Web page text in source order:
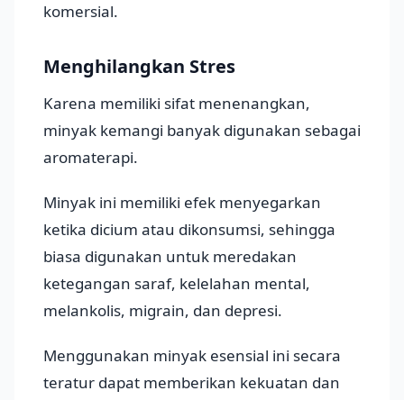
komersial.
Menghilangkan Stres
Karena memiliki sifat menenangkan,
minyak kemangi banyak digunakan sebagai
aromaterapi.
Minyak ini memiliki efek menyegarkan
ketika dicium atau dikonsumsi, sehingga
biasa digunakan untuk meredakan
ketegangan saraf, kelelahan mental,
melankolis, migrain, dan depresi.
Menggunakan minyak esensial ini secara
teratur dapat memberikan kekuatan dan